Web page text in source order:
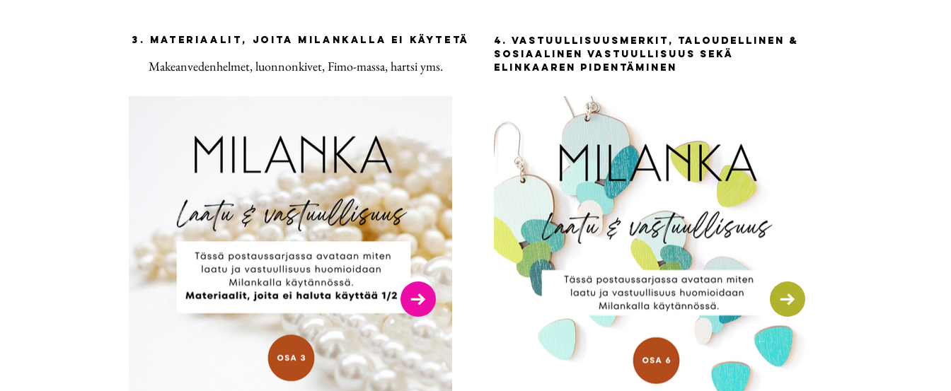
3. Materiaalit, joita Milankalla ei käytetä
Makeanvedenhelmet, luonnonkivet, Fimo-massa, hartsi yms.
4. vastuullisuusmerkit, TALOUDELLINEn &
SOSIAALINen vastuullisuus sekä
elinkaaren pidentäminen